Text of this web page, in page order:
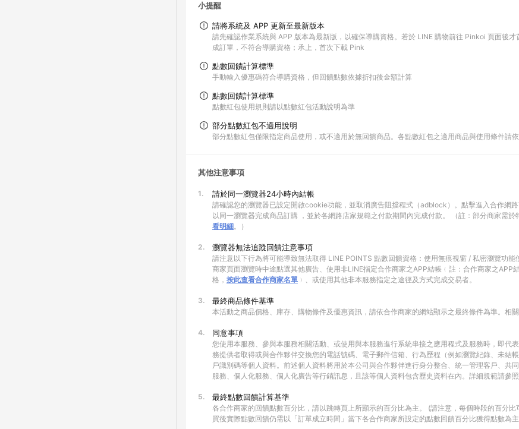
小提醒
請將系統及 APP 更新至最新版本
請先確認作業系統與 APP 版本為最新版，以確保導購資格。若於 LINE 購物前往 Pinkoi 頁面後
成訂單，不符合導購資格；承上，首次下載 Pink
點數回饋計算標準
手動輸入優惠碼符合導購資格，但回饋點數依據折扣後金額計算
點數回饋計算標準
點數紅包使用規則請以點數紅包活動說明為準
部分點數紅包不適用說明
部分點數紅包僅限指定商品使用，或不適用於無回饋商品。各點數紅包之適用商品與使用條件請依
其他注意事項
1. 請於同一瀏覽器24小時內結帳
請確認您的瀏覽器已設定開啟cookie功能，並取消廣告阻擋程式（adblock）。點擊進入合作網
以同一瀏覽器完成商品訂購 ，並於各網路店家規範之付款期間內完成付款。 （註：部分商家需於
看明細。）
2. 瀏覽器無法追蹤回饋注意事項
請注意以下行為將可能導致無法取得 LINE POINTS 點數回饋資格：使用無痕視窗 / 私密瀏覽功能
商家頁面瀏覽時中途點選其他廣告、使用非LINE指定合作商家之APP結帳﹙註：合作商家之APP
格， 按此查看合作商家名單 ﹚、或使用其他非本服務指定之途徑及方式完成交易者。
3. 最終商品條件基準
本活動之商品價格、庫存、購物條件及優惠資訊，請依合作商家的網站顯示之最終條件為準。相
4. 同意事項
您使用本服務、參與本服務相關活動、或使用與本服務進行系統串接之應用程式及服務時，即代
務提供者取得或與合作夥伴交換您的電話號碼、電子郵件信箱、行為歷程（例如瀏覽紀錄、未結
戶識別碼等個人資料。前述個人資料將用於本公司與合作夥伴進行身分整合、統一管理客戶、共
服務、個人化服務、個人化廣告等行銷訊息，且該等個人資料包含歷史資料在內。詳細規範請參照
5. 最終點數回饋計算基準
各合作商家的回饋點數百分比，請以跳轉頁上所顯示的百分比為主。 (請注意，每個時段的百分
買後實際點數回饋仍需以「訂單成立時間」當下各合作商家所設定的點數回饋百分比獲得點數為主